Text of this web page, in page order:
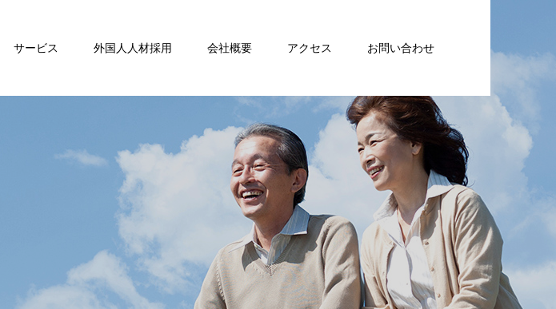
サービス 外国人人材採用 会社概要 アクセス お問い合わせ